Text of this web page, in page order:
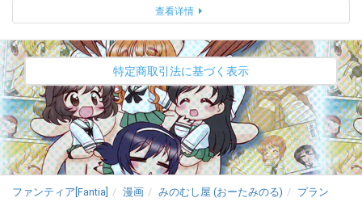
查看详情
特定商取引法に基づく表示
ファンティア[Fantia] 漫画 みのむし屋 (おーたみのる) プラン